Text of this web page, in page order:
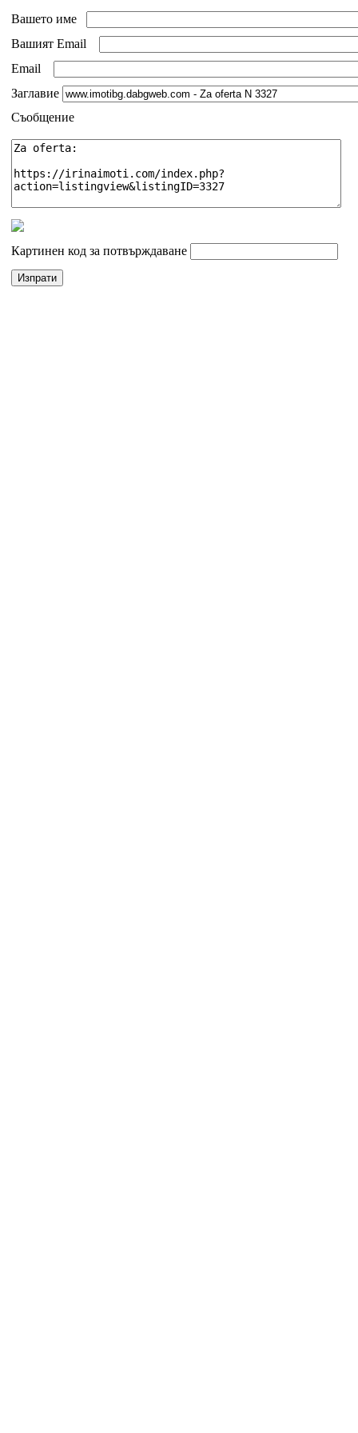
Вашето име
Вашият Email
Email
Заглавие
Съобщение
Картинен код за потвърждаване